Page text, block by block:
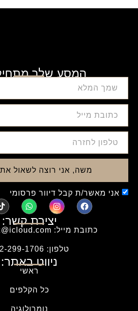
ניווט באתר:
ראשי
כל הקלפים
נומרולוגיה
יצירת קשר:
כתובת מייל: moshe42z@icloud.com
טלפון: 052-299-1706
המסע שלך
אני מאשר/ת קבל דיוור פרסומי
משה, אני רוצה לשאול